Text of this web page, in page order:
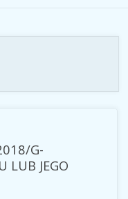
G-
LUB JEGO